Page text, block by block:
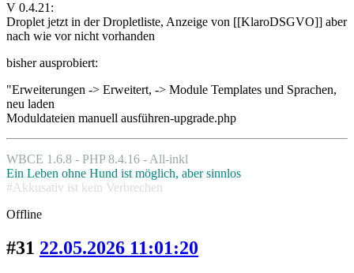
V 0.4.21:
Droplet jetzt in der Dropletliste, Anzeige von [[KlaroDSGVO]] aber
nach wie vor nicht vorhanden
bisher ausprobiert:
"Erweiterungen -> Erweitert, -> Module Templates und Sprachen,
neu laden
Moduldateien manuell ausführen-upgrade.php
WBCE 1.6.8 - PHP 8.4.16 - All-inkl
Ein Leben ohne Hund ist möglich, aber sinnlos
#Akkusativ ist kein Verbrechen
Offline
#31 22.05.2026 11:01:20